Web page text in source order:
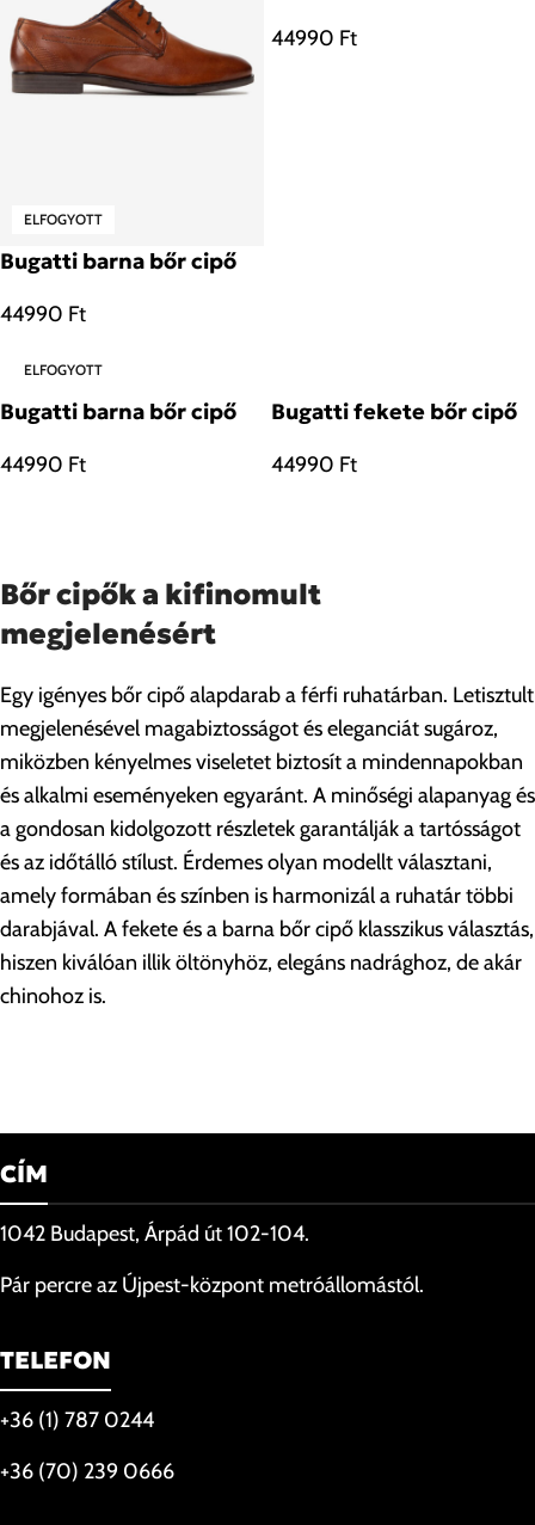
ELFOGYOTT
Bugatti barna bőr cipő
44990 Ft
44990 Ft
ELFOGYOTT
Bugatti barna bőr cipő
44990 Ft
Bugatti fekete bőr cipő
44990 Ft
Bőr cipők a kifinomult
megjelenésért
Egy igényes bőr cipő alapdarab a férfi ruhatárban. Letisztult
megjelenésével magabiztosságot és eleganciát sugároz,
miközben kényelmes viseletet biztosít a mindennapokban
és alkalmi eseményeken egyaránt. A minőségi alapanyag és
a gondosan kidolgozott részletek garantálják a tartósságot
és az időtálló stílust. Érdemes olyan modellt választani,
amely formában és színben is harmonizál a ruhatár többi
darabjával. A fekete és a barna bőr cipő klasszikus választás,
hiszen kiválóan illik öltönyhöz, elegáns nadrághoz, de akár
chinohoz is.
CÍM
1042 Budapest, Árpád út 102-104.
Pár percre az Újpest-központ metróállomástól.
TELEFON
+36 (1) 787 0244
+36 (70) 239 0666